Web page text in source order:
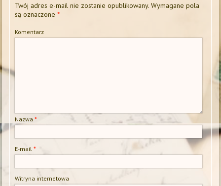
Twój adres e-mail nie zostanie opublikowany. Wymagane pola
są oznaczone*
Komentarz
Nazwa*
E-mail*
Witryna internetowa